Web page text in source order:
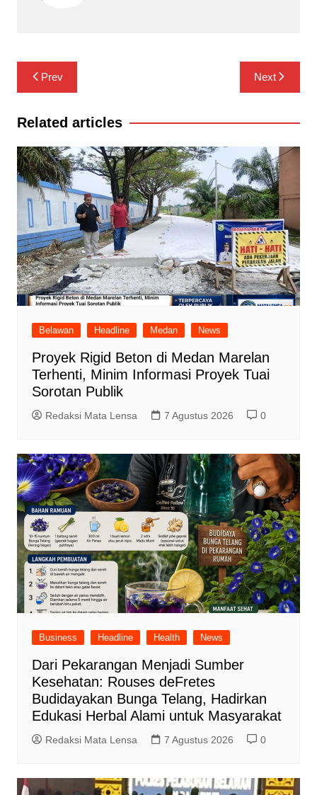
Navigasi
pos
Prev Next
Related articles
Belawan Headline Medan News
Proyek Rigid Beton di Medan Marelan
Terhenti, Minim Informasi Proyek Tuai
Sorotan Publik
Redaksi Mata Lensa 7 Agustus 2026 0
Business Headline Health News
Dari Pekarangan Menjadi Sumber
Kesehatan: Rouses deFretes
Budidayakan Bunga Telang, Hadirkan
Edukasi Herbal Alami untuk Masyarakat
Redaksi Mata Lensa 7 Agustus 2026 0